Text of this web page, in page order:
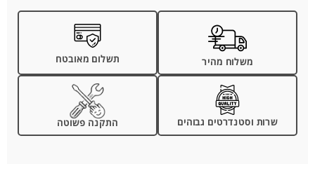
משלוח מהיר תשלום מאובטח
שרות וסטנדרטים גבוהים התקנה פשוטה